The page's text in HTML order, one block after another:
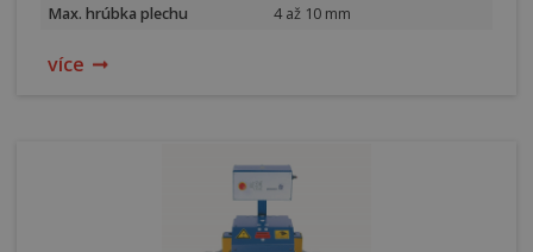
Max. hrúbka plechu
4 až 10 mm
více